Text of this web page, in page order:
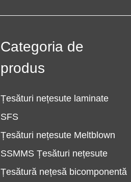
Categoria de
produs
Țesături nețesute laminate
SFS
Țesături nețesute Meltblown
SSMMS Țesături nețesute
Țesătură nețesă bicomponentă